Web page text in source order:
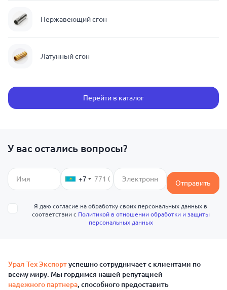
Нержавеющий сгон
Латунный сгон
Перейти в каталог
У вас остались вопросы?
+7 Отправить
Я даю согласие на обработку своих персональных данных в
соответствии с Политикой в отношении обработки и защиты
персональных данных
Урал Тех Экспортуспешно сотрудничает с клиентами по
всему миру. Мы гордимся нашей репутацией
надежного партнера, способного предоставить